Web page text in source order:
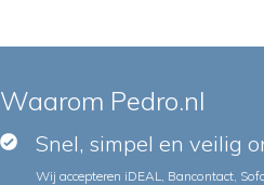
Waarom Pedro.nl
Snel, simpel en veilig
Wij accepteren iDEAL, Bancontact,